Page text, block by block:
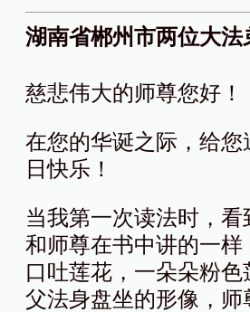
湖南省郴州市两位大
慈悲伟大的师尊您好！
在您的华诞之际，给
日快乐！
当我第一次读法时，
和师尊在书中讲的一
口吐莲花，一朵朵粉
父法身盘坐的形像，